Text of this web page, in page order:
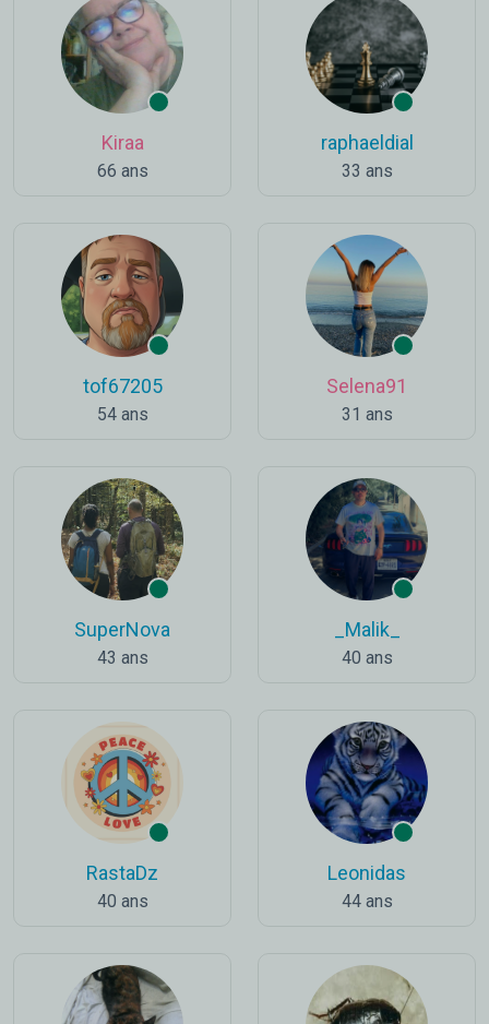
Kiraa
66 ans
raphaeldial
33 ans
tof67205
54 ans
Selena91
31 ans
SuperNova
43 ans
_Malik_
40 ans
RastaDz
40 ans
Leonidas
44 ans